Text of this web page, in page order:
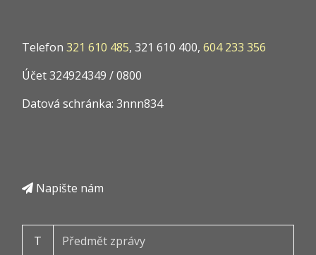
Telefon 321 610 485, 321 610 400, 604 233 356
Účet 324924349 / 0800
Datová schránka: 3nnn834
Napište nám
T